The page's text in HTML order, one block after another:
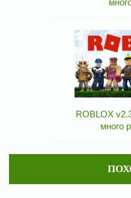
ROBLOX
много